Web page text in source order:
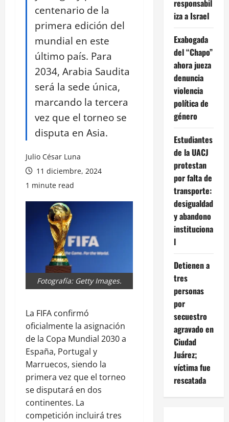
centenario de la
primera edición del
mundial en este
último país. Para
2034, Arabia Saudita
será la sede única,
marcando la tercera
vez que el torneo se
disputa en Asia.
Julio César Luna
11 diciembre, 2024
1 minute read
Fotografía: Getty Images.
La FIFA confirmó
oficialmente la asignación
de la Copa Mundial 2030 a
España, Portugal y
Marruecos, siendo la
primera vez que el torneo
se disputará en dos
continentes. La
competición incluirá tres
responsabil
iza a Israel
Exabogada
del “Chapo”
ahora jueza
denuncia
violencia
política de
género
Estudiantes
de la UACJ
protestan
por falta de
transporte:
desigualdad
y abandono
instituciona
l
Detienen a
tres
personas
por
secuestro
agravado en
Ciudad
Juárez;
víctima fue
rescatada